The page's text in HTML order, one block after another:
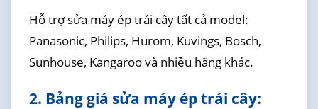
Hỗ trợ sửa máy ép trái cây tất cả model:
Panasonic, Philips, Hurom, Kuvings, Bosch,
Sunhouse, Kangaroo và nhiều hãng khác.
2. Bảng giá sửa máy ép trái cây: